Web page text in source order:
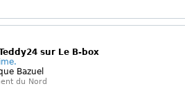
sur Le B-box
Bazuel
du Nord